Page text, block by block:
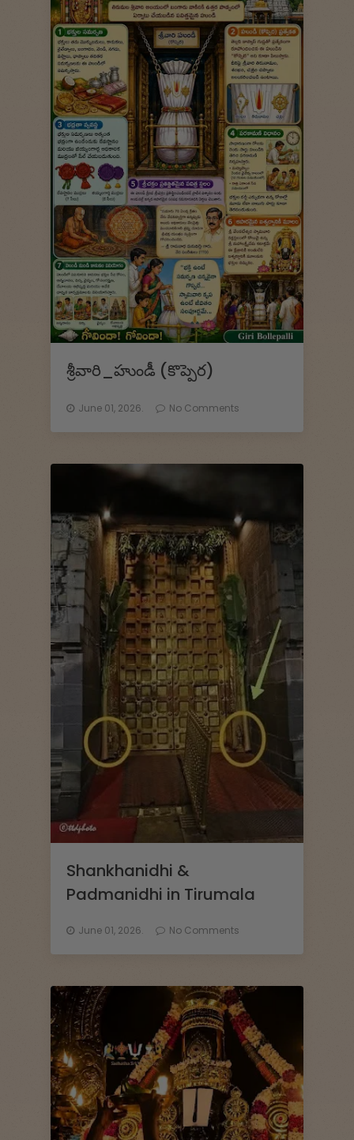
శ్రీవారి_హుండీ (కొప్పెర)
June 01, 2026. No Comments
Shankhanidhi &
Padmanidhi in Tirumala
June 01, 2026. No Comments